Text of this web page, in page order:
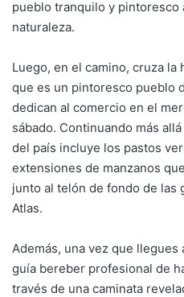
pueblo tranquilo y pintoresco
naturaleza.
Luego, en el camino, cruza la
que es un pintoresco pueblo
dedican al comercio en el
sábado. Continuando más
del país incluye los pastos
extensiones de manzanos
junto al telón de fondo de las
Atlas.
Además, una vez que
guía bereber profesional de
través de una caminata